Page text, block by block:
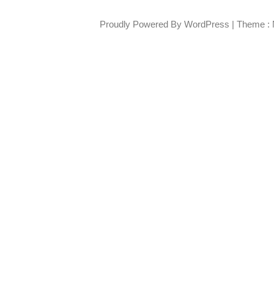
Proudly Powered By WordPress | Theme :